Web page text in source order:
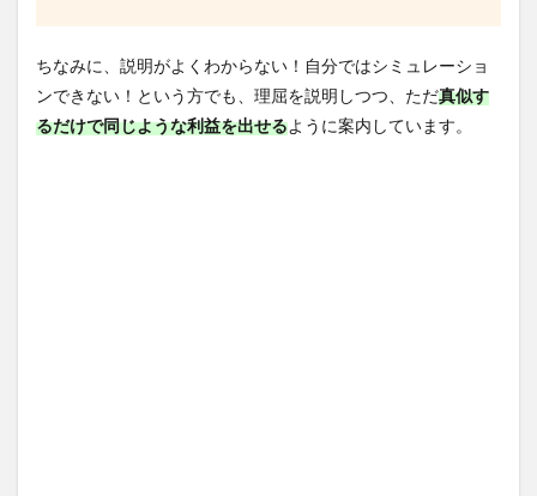
ちなみに、説明がよくわからない！自分ではシミュレーショ
ンできない！という方でも、理屈を説明しつつ、ただ真似す
るだけで同じような利益を出せるように案内しています。